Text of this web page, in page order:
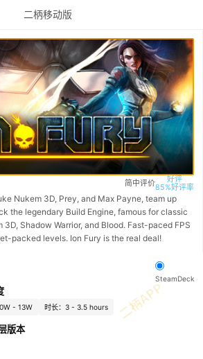
二柄移动版
简中评价
好评
85%好评率
Nukem 3D, Prey, and Max Payne, team up
the legendary Build Engine, famous for classic
Shadow Warrior, and Blood. Fast-paced FPS
packed levels. Ion Fury is the real deal!
SteamDeck
- 13W 时长：3 - 3.5 hours
版本